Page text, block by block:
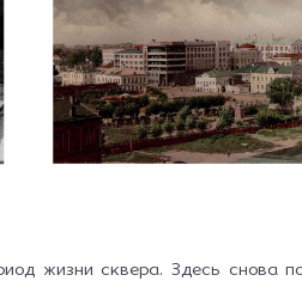
жизни сквера. Здесь снова